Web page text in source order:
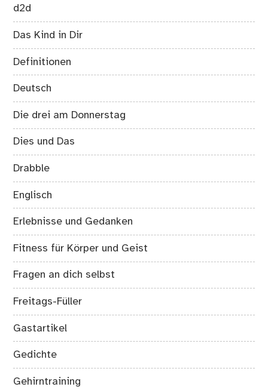
d2d
Das Kind in Dir
Definitionen
Deutsch
Die drei am Donnerstag
Dies und Das
Drabble
Englisch
Erlebnisse und Gedanken
Fitness für Körper und Geist
Fragen an dich selbst
Freitags-Füller
Gastartikel
Gedichte
Gehirntraining